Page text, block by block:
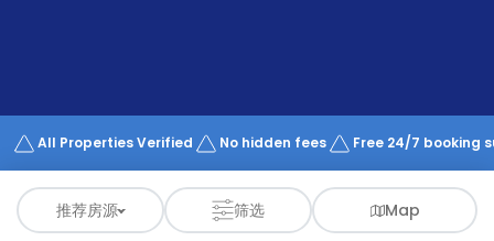
Works
All Properties Verified No hidden fees Free 24/7 booking
推荐房源 筛选 Map